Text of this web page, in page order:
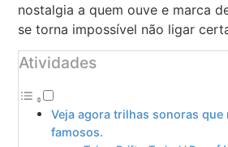
nostalgia a quem ouve e marca
se torna impossível não ligar
Atividades
Veja agora trilhas sonoras que
famosos.